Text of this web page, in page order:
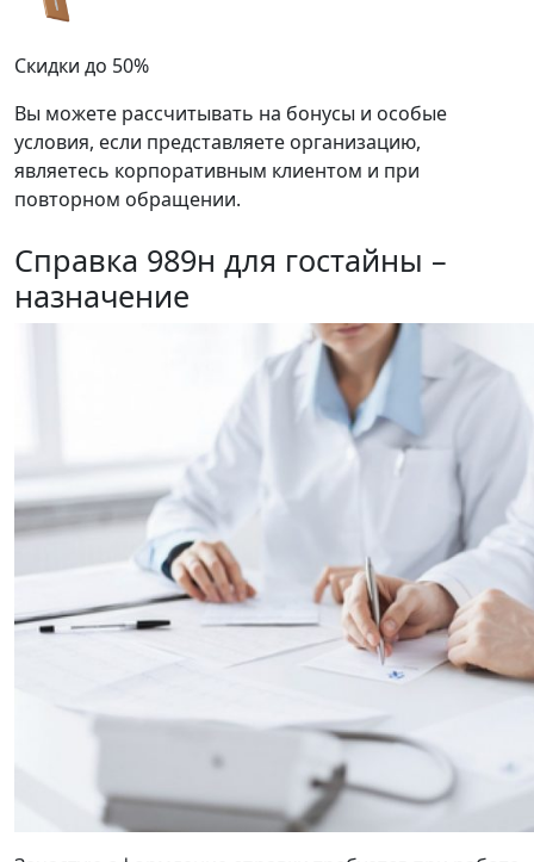
Скидки до 50%
Вы можете рассчитывать на бонусы и особые
условия, если представляете организацию,
являетесь корпоративным клиентом и при
повторном обращении.
Справка 989н для гостайны –
назначение